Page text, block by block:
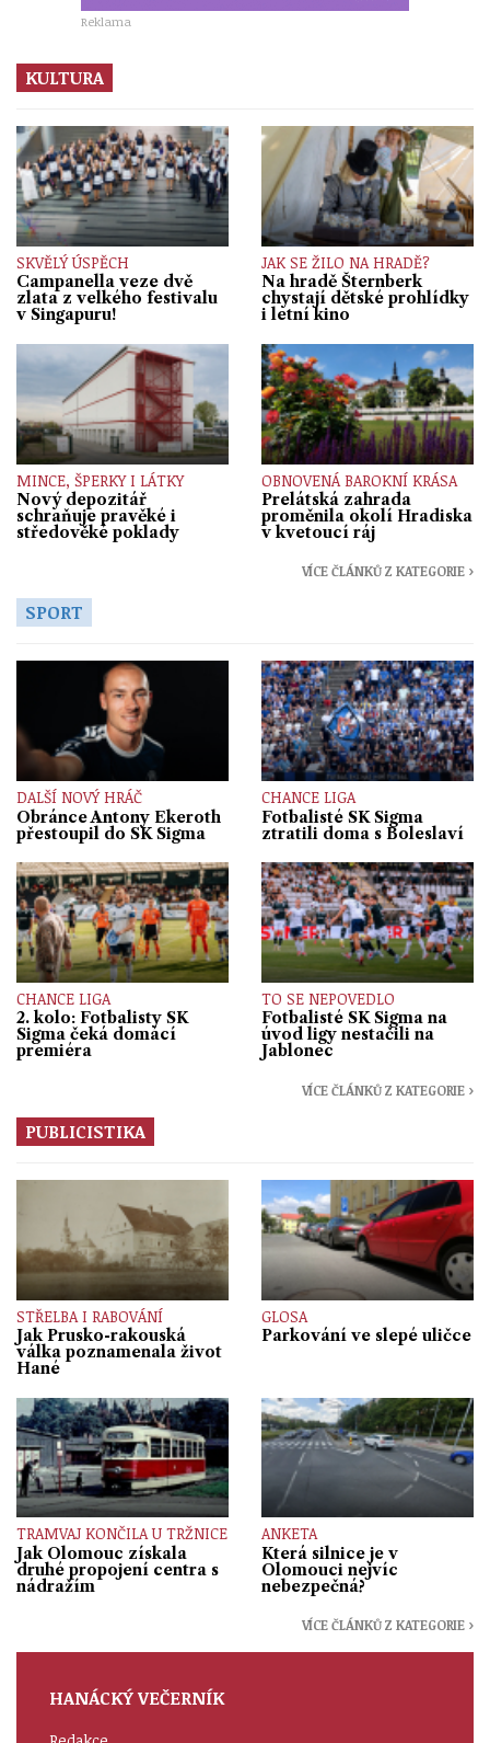
Reklama
KULTURA
SKVĚLÝ ÚSPĚCH
Campanella veze dvě
zlata z velkého festivalu
v Singapuru!
JAK SE ŽILO NA HRADĚ?
Na hradě Šternberk
chystají dětské prohlídky
i letní kino
MINCE, ŠPERKY I LÁTKY
Nový depozitář
schraňuje pravěké i
středověké poklady
OBNOVENÁ BAROKNÍ KRÁSA
Prelátská zahrada
proměnila okolí Hradiska
v kvetoucí ráj
VÍCE ČLÁNKŮ Z KATEGORIE ›
SPORT
DALŠÍ NOVÝ HRÁČ
Obránce Antony Ekeroth
přestoupil do SK Sigma
CHANCE LIGA
Fotbalisté SK Sigma
ztratili doma s Boleslaví
CHANCE LIGA
2. kolo: Fotbalisty SK
Sigma čeká domácí
premiéra
TO SE NEPOVEDLO
Fotbalisté SK Sigma na
úvod ligy nestačili na
Jablonec
VÍCE ČLÁNKŮ Z KATEGORIE ›
PUBLICISTIKA
STŘELBA I RABOVÁNÍ
Jak Prusko-rakouská
válka poznamenala život
Hané
GLOSA
Parkování ve slepé uličce
TRAMVAJ KONČILA U TRŽNICE
Jak Olomouc získala
druhé propojení centra s
nádražím
ANKETA
Která silnice je v
Olomouci nejvíc
nebezpečná?
VÍCE ČLÁNKŮ Z KATEGORIE ›
HANÁCKÝ VEČERNÍK